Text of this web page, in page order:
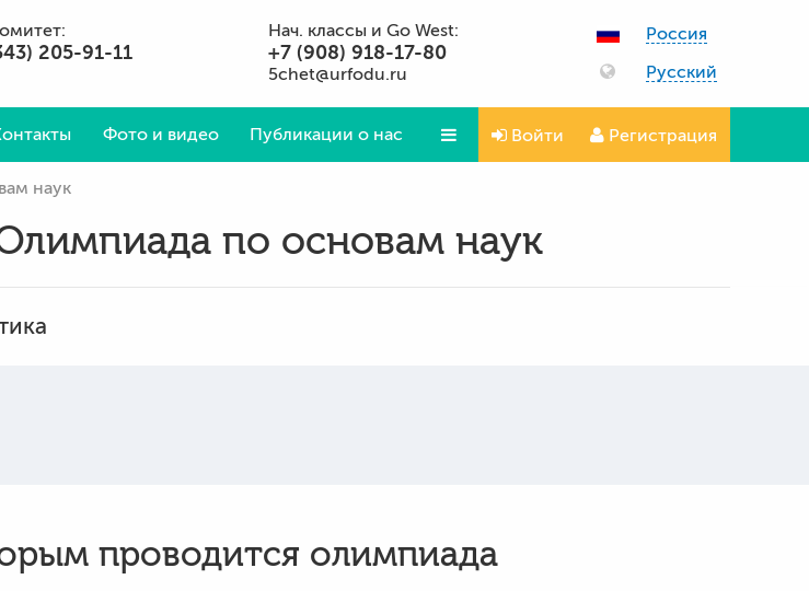
Нач. классы и Go West:
205-91-11 +7 (908) 918-17-80
5chet@urfodu.ru
Россия
Русский
Фото и видео Публикации о нас Войти Регистрация
наук
по основам наук
проводится олимпиада